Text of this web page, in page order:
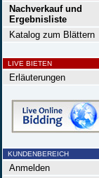
Nachverkauf und
Ergebnisliste
Katalog zum Blättern
LIVE BIETEN
Erläuterungen
KUNDENBEREICH
Anmelden